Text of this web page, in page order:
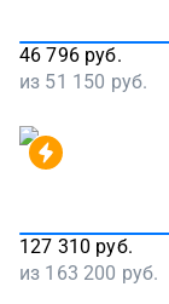
46 796 руб.
из 51 150 руб.
127 310 руб.
из 163 200 руб.